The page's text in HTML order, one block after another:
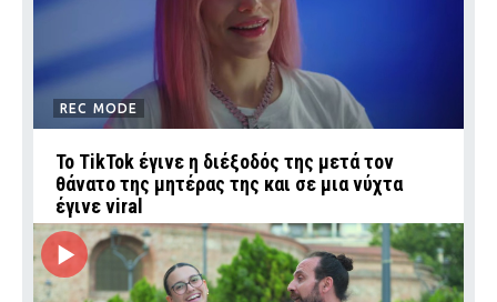
REC MODE
Το TikTok έγινε η διέξοδός της μετά τον
θάνατο της μητέρας της και σε μια νύχτα
έγινε viral